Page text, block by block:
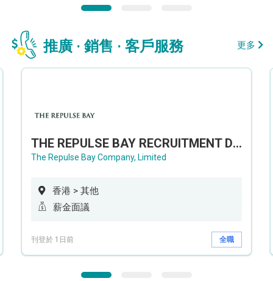
推廣 · 銷售 · 客戶服務 更多
THE REPULSE BAY RECRUITMENT DAY 淺水灣影灣園人才招聘會
The Repulse Bay Company, Limited
香港 > 其他
薪金面議
刊登於 1日前 全職